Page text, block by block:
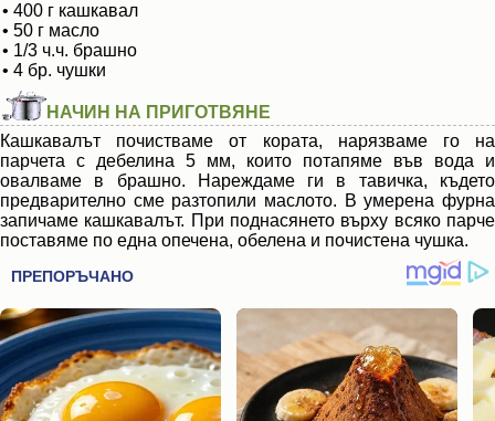
• 400 г кашкавал
• 50 г масло
• 1/3 ч.ч. брашно
• 4 бр. чушки
НАЧИН НА ПРИГОТВЯНЕ
Кашкавалът почистваме от кората, нарязваме го на
парчета с дебелина 5 мм, които потапяме във вода и
овалваме в брашно. Нареждаме ги в тавичка, където
предварително сме разтопили маслото. В умерена фурна
запичаме кашкавалът. При поднасянето върху всяко парче
поставяме по една опечена, обелена и почистена чушка.